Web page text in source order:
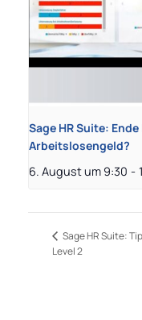
Sage HR Suite:
Arbeitslosengeld?
6. August um 9:30 -
Sage HR Suite:
Level 2